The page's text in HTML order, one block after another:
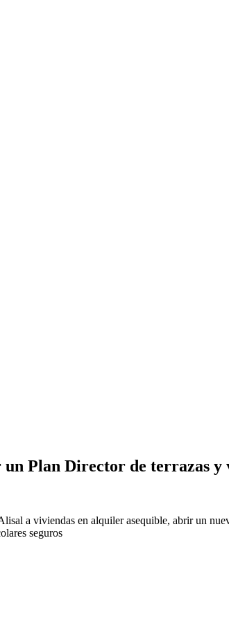
Plan Director de terrazas y
a viviendas en alquiler asequible, abrir un
seguros